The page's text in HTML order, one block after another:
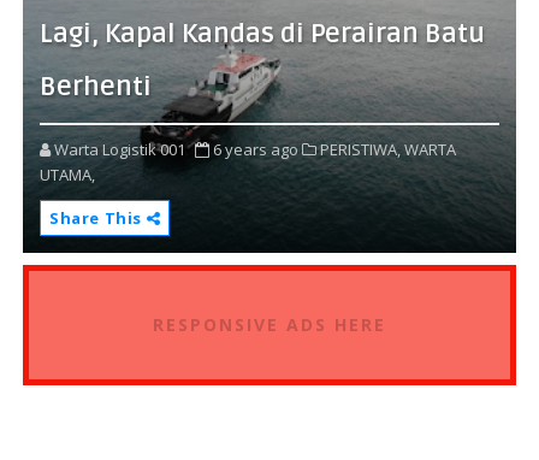
Lagi, Kapal Kandas di Perairan Batu
Berhenti
Warta Logistik 001 6 years ago PERISTIWA,WARTA
UTAMA,
Share This
RESPONSIVE ADS HERE